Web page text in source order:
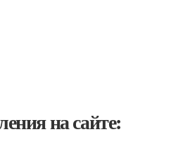
на сайте: